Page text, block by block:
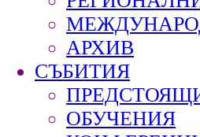
АРХИВ
СЪБИТИЯ
ОБУЧЕНИЯ